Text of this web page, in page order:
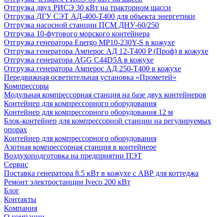
Отгрузка двух РИСЭ 30 кВт на тракторном шасси
Отгрузка ДГУ СЭТ АД-400-Т400 для объекта энергетики
Отгрузка насосной станции ПСМ ДНУ-60/250
Отгрузка 10-футового морского контейнера
Отгрузка генератора Energo MP10-230Y-S в кожухе
Отгрузка генератора Амперос АД 12-Т400 P (Проф) в кожухе
Отгрузка генератора AGG C44D5A в кожухе
Отгрузка генератора Амперос АД 250-Т400 в кожухе
Передвижная осветительная установка «Прометей»
Компрессоры
Модульная компрессорная станция на базе двух контейнеров
Контейнер для компрессорного оборудования
Контейнер для компрессорного оборудования 12 м
Блок-контейнер для компрессорной станции на регулируемых
опорах
Контейнер для компрессорного оборудования
Азотная компрессорная станция в контейнере
Воздухоподготовка на предприятии ПЭТ
Сервис
Поставка генератора 8.5 кВт в кожухе с АВР для коттеджа
Ремонт электростанции Iveco 200 кВт
Блог
Контакты
Компания